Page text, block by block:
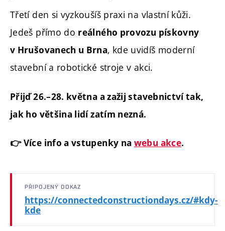
Třetí den si vyzkoušíš praxi na vlastní kůži.
Jedeš přímo do reálného provozu pískovny
v Hrušovanech u Brna, kde uvidíš moderní
stavební a robotické stroje v akci.
Přijď 26.–28. května a zažij stavebnictví tak,
jak ho většina lidí zatím nezná.
👉 Více info a vstupenky na webu akce.
PŘIPOJENÝ ODKAZ
https://connectedconstructiondays.cz/#kdy-
kde